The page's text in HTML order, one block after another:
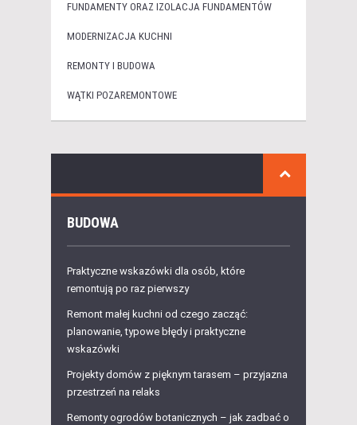
FUNDAMENTY ORAZ IZOLACJA FUNDAMENTÓW
MODERNIZACJA KUCHNI
REMONTY I BUDOWA
WĄTKI POZAREMONTOWE
BUDOWA
Praktyczne wskazówki dla osób, które
remontują po raz pierwszy
Remont małej kuchni od czego zacząć:
planowanie, typowe błędy i praktyczne
wskazówki
Projekty domów z pięknym tarasem – przyjazna
przestrzeń na relaks
Remonty ogrodów botanicznych – jak zadbać o